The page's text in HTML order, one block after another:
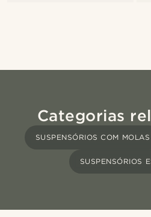
Categorias
SUSPENSÓRIOS COM MOLAS
SUSPENSÓRIOS